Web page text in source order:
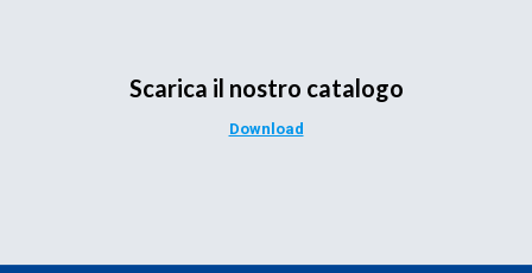
Scarica il nostro catalogo
Download